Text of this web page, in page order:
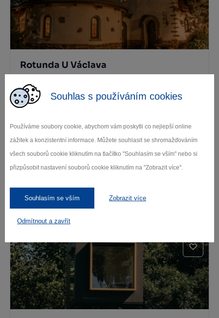
Souhlas s používáním cookies
Používáme soubory cookie, abychom vám poskytli co nejlepší online
zážitek a konzistentní informace. Můžete souhlasit se shromažďováním
všech souborů cookie kliknutím na tlačítko "Souhlasím se vším" nebo si
přizpůsobit nastavení souborů cookie kliknutím na "Zobrazit více".
Souhlasím se vším Zobrazit více
Odmítnout a zavřít
Rotunda U Václava
Šebkovice
Chata Zastav čas